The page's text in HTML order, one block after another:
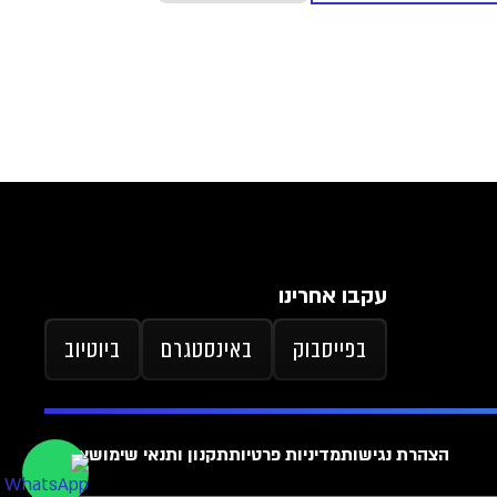
עקבו אחרינו
בפייסבוק באינסטגרם ביוטיוב
הצהרת נגישותמדיניות פרטיותתקנון ותנאי שימושארכיון